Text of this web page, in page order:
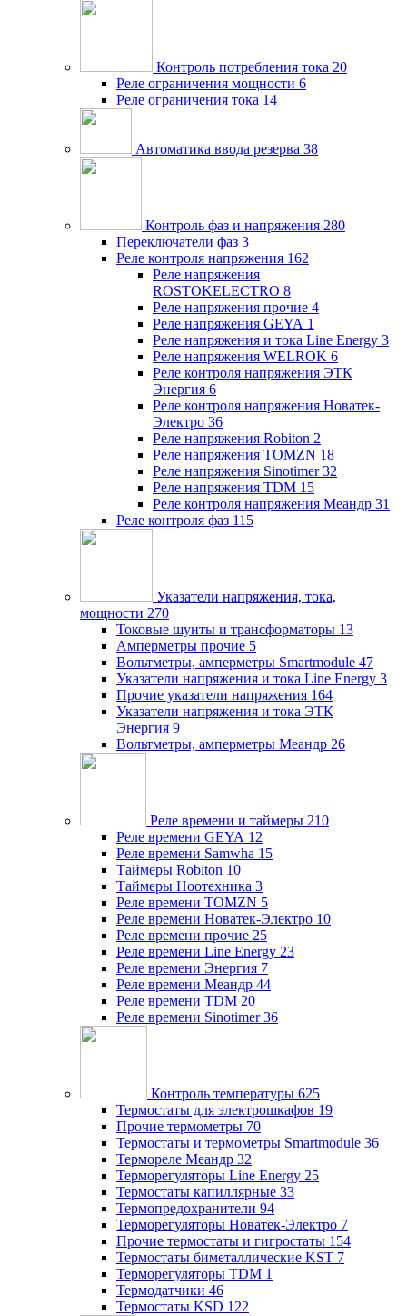
Контроль потребления тока 20
Реле ограничения мощности 6
Реле ограничения тока 14
Автоматика ввода резерва 38
Контроль фаз и напряжения 280
Переключатели фаз 3
Реле контроля напряжения 162
Реле напряжения
ROSTOKELECTRO 8
Реле напряжения прочие 4
Реле напряжения GEYA 1
Реле напряжения и тока Line Energy 3
Реле напряжения WELROK 6
Реле контроля напряжения ЭТК
Энергия 6
Реле контроля напряжения Новатек-
Электро 36
Реле напряжения Robiton 2
Реле напряжения TOMZN 18
Реле напряжения Sinotimer 32
Реле напряжения TDM 15
Реле контроля напряжения Меандр 31
Реле контроля фаз 115
Указатели напряжения, тока,
мощности 270
Токовые шунты и трансформаторы 13
Амперметры прочие 5
Вольтметры, амперметры Smartmodule 47
Указатели напряжения и тока Line Energy 3
Прочие указатели напряжения 164
Указатели напряжения и тока ЭТК
Энергия 9
Вольтметры, амперметры Меандр 26
Реле времени и таймеры 210
Реле времени GEYA 12
Реле времени Samwha 15
Таймеры Robiton 10
Таймеры Ноотехника 3
Реле времени TOMZN 5
Реле времени Новатек-Электро 10
Реле времени прочие 25
Реле времени Line Energy 23
Реле времени Энергия 7
Реле времени Меандр 44
Реле времени TDM 20
Реле времени Sinotimer 36
Контроль температуры 625
Термостаты для электрошкафов 19
Прочие термометры 70
Термостаты и термометры Smartmodule 36
Термореле Меандр 32
Терморегуляторы Line Energy 25
Термостаты капиллярные 33
Термопредохранители 94
Терморегуляторы Новатек-Электро 7
Прочие термостаты и гигростаты 154
Термостаты биметаллические KST 7
Терморегуляторы TDM 1
Термодатчики 46
Термостаты KSD 122